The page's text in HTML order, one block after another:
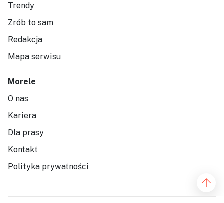
Trendy
Zrób to sam
Redakcja
Mapa serwisu
Morele
O nas
Kariera
Dla prasy
Kontakt
Polityka prywatności